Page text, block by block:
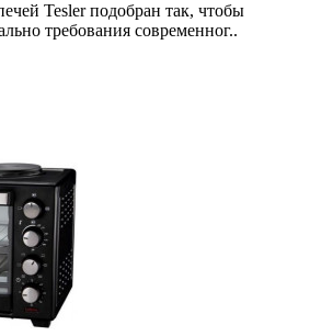
Tesler подобран так, чтобы
требования современног..